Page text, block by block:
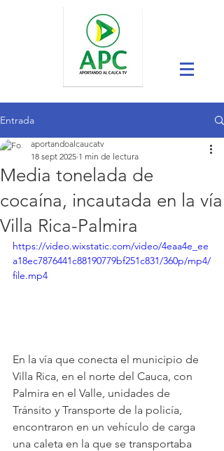
Entrada
Media tonelada de
cocaína, incautada en la vía
Villa Rica-Palmira
aportandoalcaucatv
18 sept 2025 1 min de lectura
https://video.wixstatic.com/video/4eaa4e_ee
a18ec7876441c88190779bf251c831/360p/mp4/
file.mp4
En la vía que conecta el municipio de
Villa Rica, en el norte del Cauca, con
Palmira en el Valle, unidades de
Tránsito y Transporte de la policía,
encontraron en un vehículo de carga
una caleta en la que se transportaba